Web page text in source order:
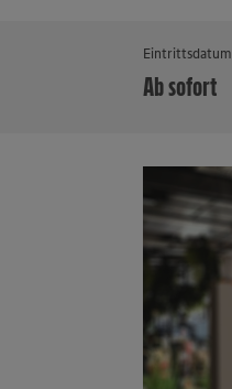
Eintrittsdatum
Ab sofort